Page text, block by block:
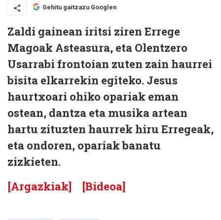
Gehitu gaitzazu Googlen
Zaldi gainean iritsi ziren Errege
Magoak Asteasura, eta Olentzero
Usarrabi frontoian zuten zain haurrei
bisita elkarrekin egiteko. Jesus
haurtxoari ohiko opariak eman
ostean, dantza eta musika artean
hartu zituzten haurrek hiru Erregeak,
eta ondoren, opariak banatu
zizkieten.
[Argazkiak] [Bideoa]